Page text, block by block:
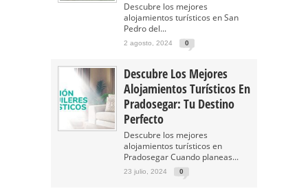
Descubre los mejores
alojamientos turísticos en San
Pedro del...
2 agosto, 2024 0
Descubre Los Mejores
Alojamientos Turísticos En
Pradosegar: Tu Destino
Perfecto
Descubre los mejores
alojamientos turísticos en
Pradosegar Cuando planeas...
23 julio, 2024 0